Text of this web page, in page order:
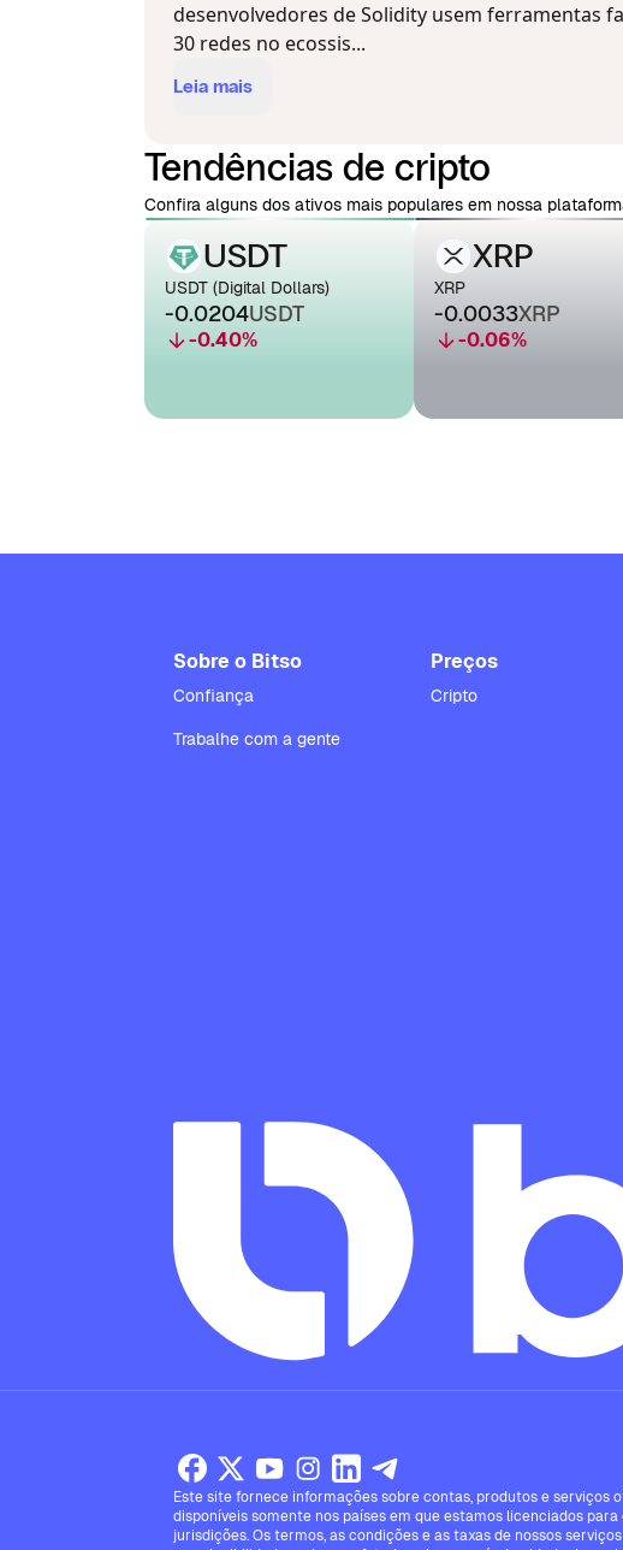
desenvolvedores de Solidity usem ferramentas
30 redes no ecossis...
Leia mais
Tendências de cripto
Confira alguns dos ativos mais populares em nossa
USDT
USDT (Digital Dollars)
-0.0204USDT
-0.40%
XRP
XRP
-0.0033XRP
-0.06%
Sobre o Bitso
Confiança
Trabalhe com a gente
Preços
Cripto
Este site fornece informações sobre contas, produtos e serviços
disponíveis somente nos países em que estamos licenciados
jurisdições. Os termos, as condições e as taxas de nossos